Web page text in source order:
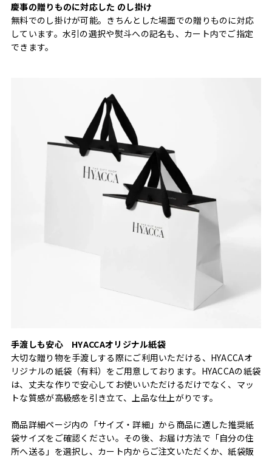
慶事の贈りものに対応した のし掛け
無料でのし掛けが可能。きちんとした場面での贈りものに対応
しています。水引の選択や熨斗への記名も、カート内でご指定
できます。
手渡しも安心 HYACCAオリジナル紙袋
大切な贈り物を手渡しする際にご利用いただける、HYACCAオ
リジナルの紙袋（有料）をご用意しております。HYACCAの紙袋
は、丈夫な作りで安心してお使いいただけるだけでなく、マッ
トな質感が高級感を引き立て、上品な仕上がりです。
商品詳細ページ内の「サイズ・詳細」から商品に適した推奨紙
袋サイズをご確認ください。その後、お届け方法で「自分の住
所へ送る」を選択し、カート内からご注文いただくか、紙袋販